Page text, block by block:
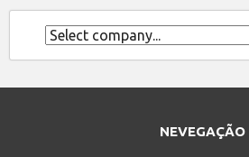
NEVEGAÇÃO